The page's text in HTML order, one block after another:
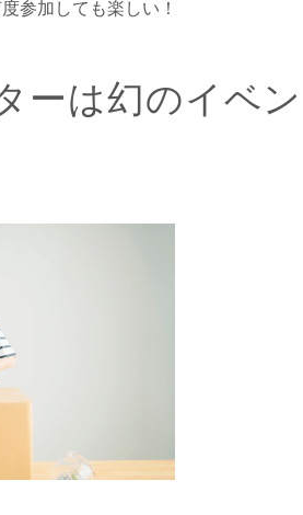
参加しても楽しい！
ーは幻のイベ